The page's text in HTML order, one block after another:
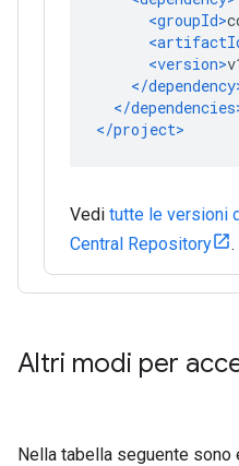
Vedi tutte le versioni
Central Repository
.
Altri modi per
Nella tabella seguente sono